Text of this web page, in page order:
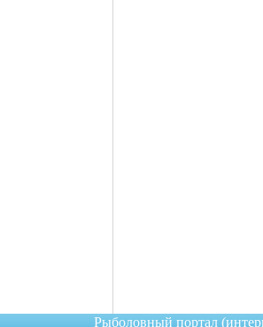
Рыболовный портал